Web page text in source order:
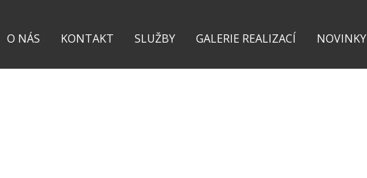
O NÁS KONTAKT SLUŽBY GALERIE REALIZACÍ NOVINKY